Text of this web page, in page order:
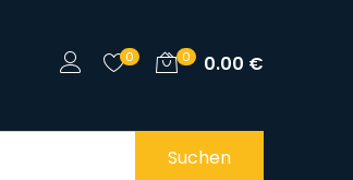
0 0 0.00 €
Suchen